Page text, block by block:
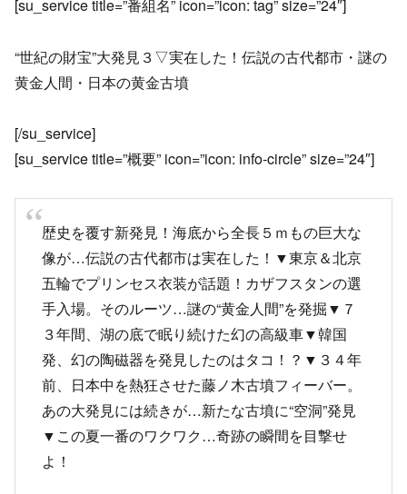
[su_service title=”番組名” icon=”icon: tag” size=”24″]
“世紀の財宝”大発見３▽実在した！伝説の古代都市・謎の
黄金人間・日本の黄金古墳
[/su_service]
[su_service title=”概要” icon=”icon: info-circle” size=”24″]
歴史を覆す新発見！海底から全長５ｍもの巨大な
像が…伝説の古代都市は実在した！▼東京＆北京
五輪でプリンセス衣装が話題！カザフスタンの選
手入場。そのルーツ…謎の“黄金人間”を発掘▼７
３年間、湖の底で眠り続けた幻の高級車▼韓国
発、幻の陶磁器を発見したのはタコ！？▼３４年
前、日本中を熱狂させた藤ノ木古墳フィーバー。
あの大発見には続きが…新たな古墳に“空洞”発見
▼この夏一番のワクワク…奇跡の瞬間を目撃せ
よ！